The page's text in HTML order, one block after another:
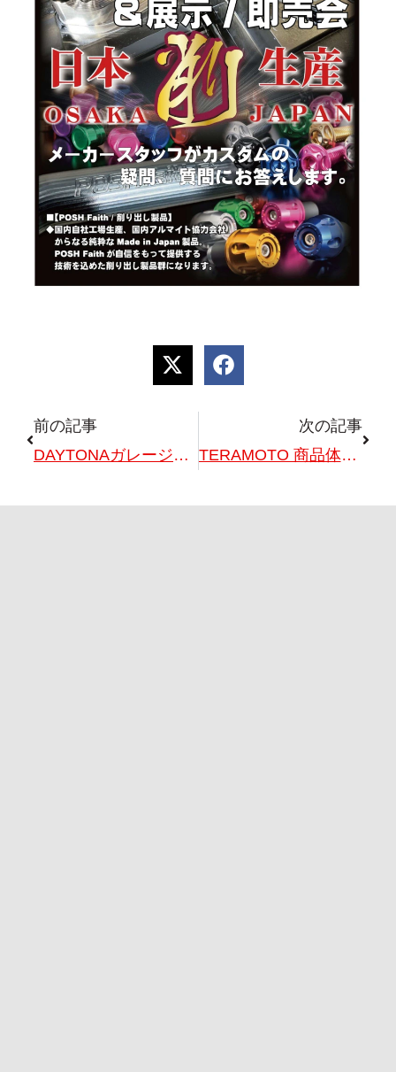
前の記事
DAYTONAガレージイベント開催！7/25(土)26(日)
次の記事
TERAMOTO 商品体感・展示イベント開催！！7/25(土)26(日)